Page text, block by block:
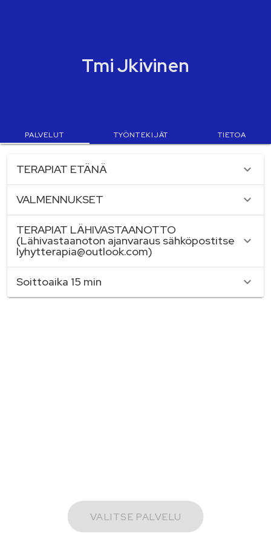
Tmi Jkivinen
PALVELUT TYÖNTEKIJÄT TIETOA
palvelukategoriat
TERAPIAT ETÄNÄ
VALMENNUKSET
TERAPIAT LÄHIVASTAANOTTO
(Lähivastaanoton ajanvaraus sähköpostitse
lyhytterapia@outlook.com)
Soittoaika 15 min
VALITSE PALVELU